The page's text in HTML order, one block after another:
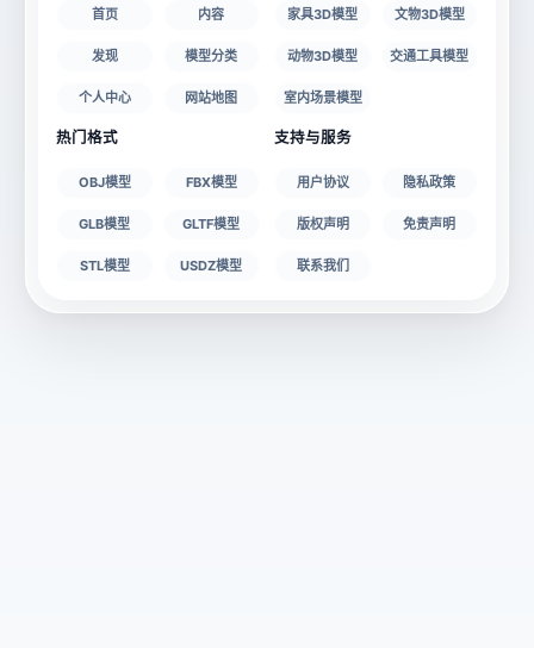
首页 内容
发现 模型分类
个人中心 网站地图
家具3D模型 文物3D模型
动物3D模型 交通工具模型
室内场景模型
热门格式
OBJ模型 FBX模型
GLB模型 GLTF模型
STL模型 USDZ模型
支持与服务
用户协议 隐私政策
版权声明 免责声明
联系我们